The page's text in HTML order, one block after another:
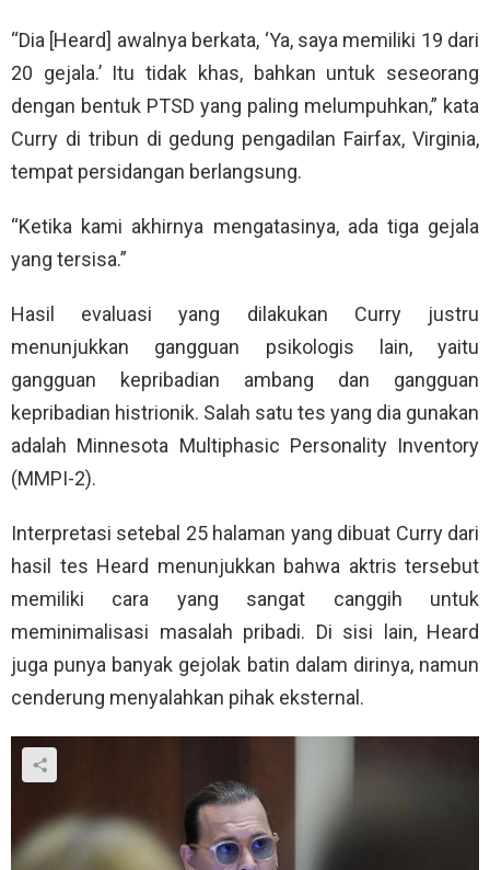
“Dia [Heard] awalnya berkata, ‘Ya, saya memiliki 19 dari
20 gejala.’ Itu tidak khas, bahkan untuk seseorang
dengan bentuk PTSD yang paling melumpuhkan,” kata
Curry di tribun di gedung pengadilan Fairfax, Virginia,
tempat persidangan berlangsung.
“Ketika kami akhirnya mengatasinya, ada tiga gejala
yang tersisa.”
Hasil evaluasi yang dilakukan Curry justru
menunjukkan gangguan psikologis lain, yaitu
gangguan kepribadian ambang dan gangguan
kepribadian histrionik. Salah satu tes yang dia gunakan
adalah Minnesota Multiphasic Personality Inventory
(MMPI-2).
Interpretasi setebal 25 halaman yang dibuat Curry dari
hasil tes Heard menunjukkan bahwa aktris tersebut
memiliki cara yang sangat canggih untuk
meminimalisasi masalah pribadi. Di sisi lain, Heard
juga punya banyak gejolak batin dalam dirinya, namun
cenderung menyalahkan pihak eksternal.